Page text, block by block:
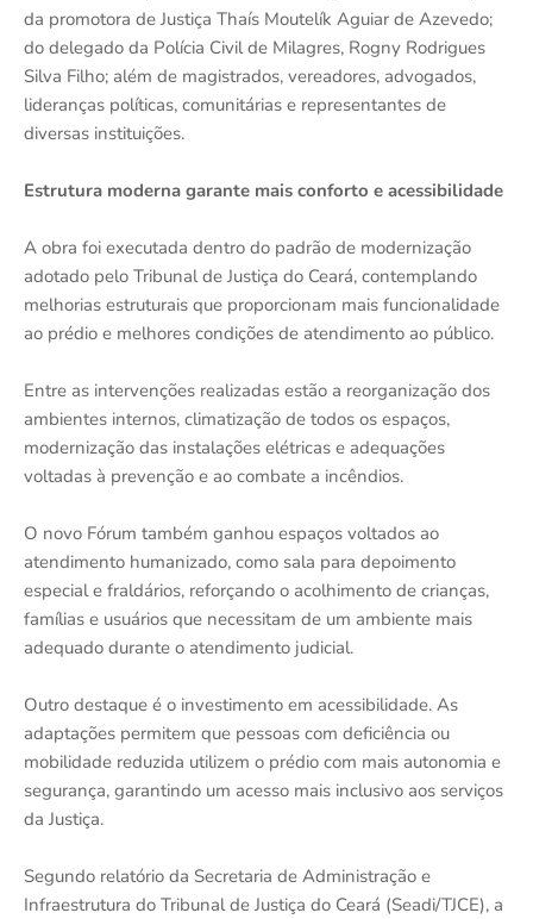
da promotora de Justiça Thaís Moutelík Aguiar de Azevedo;
do delegado da Polícia Civil de Milagres, Rogny Rodrigues
Silva Filho; além de magistrados, vereadores, advogados,
lideranças políticas, comunitárias e representantes de
diversas instituições.
Estrutura moderna garante mais conforto e acessibilidade
A obra foi executada dentro do padrão de modernização
adotado pelo Tribunal de Justiça do Ceará, contemplando
melhorias estruturais que proporcionam mais funcionalidade
ao prédio e melhores condições de atendimento ao público.
Entre as intervenções realizadas estão a reorganização dos
ambientes internos, climatização de todos os espaços,
modernização das instalações elétricas e adequações
voltadas à prevenção e ao combate a incêndios.
O novo Fórum também ganhou espaços voltados ao
atendimento humanizado, como sala para depoimento
especial e fraldários, reforçando o acolhimento de crianças,
famílias e usuários que necessitam de um ambiente mais
adequado durante o atendimento judicial.
Outro destaque é o investimento em acessibilidade. As
adaptações permitem que pessoas com deficiência ou
mobilidade reduzida utilizem o prédio com mais autonomia e
segurança, garantindo um acesso mais inclusivo aos serviços
da Justiça.
Segundo relatório da Secretaria de Administração e
Infraestrutura do Tribunal de Justiça do Ceará (Seadi/TJCE), a